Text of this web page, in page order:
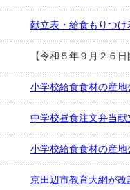
献立表・給食もりつ
【令和５年９月２６
小学校給食食材の産
中学校昼食注文弁当
小学校給食食材の産
京田辺市教育大網が